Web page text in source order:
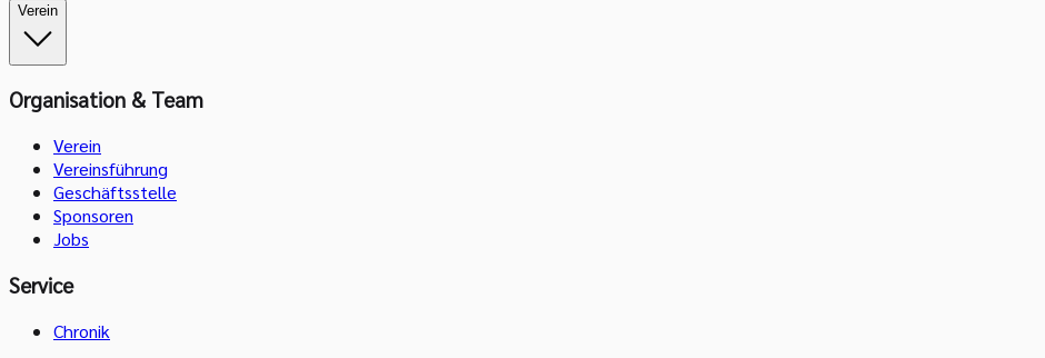
Verein
Organisation & Team
Verein
Vereinsführung
Geschäftsstelle
Sponsoren
Jobs
Service
Chronik